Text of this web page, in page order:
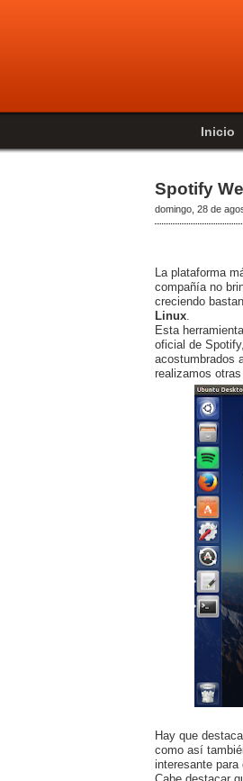
Inicio
Spotify
domingo, 28 de
La plataforma
compañía no
creciendo
Linux
Esta
oficial de
acostumbrados
realizamos
Hay que
como así
interesante
Cabe destacar